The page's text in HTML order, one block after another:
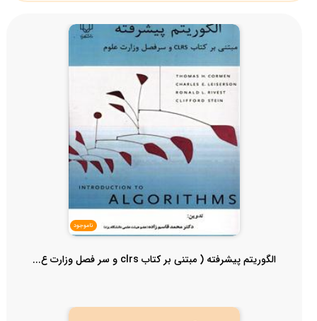
ناموجود
الگوریتم پیشرفته ( مبتنی بر کتاب clrs و سر فصل وزارت ع...